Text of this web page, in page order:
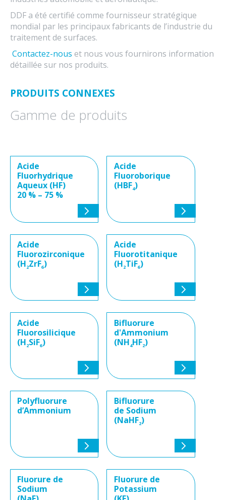
DDF a été certifié comme fournisseur stratégique
mondial par les principaux fabricants de l’industrie du
traitement de surfaces.
Contactez-nous et nous vous fournirons information
détaillée sur nos produits.
PRODUITS CONNEXES
Gamme de produits
Acide
Fluorhydrique
Aqueux (HF)
20 % – 75 %
Acide
Fluoroborique
(HBF4)
Acide
Fluorozirconique
(H2ZrF6)
Acide
Fluorotitanique
(H2TiF6)
Acide
Fluorosilicique
(H2SiF6)
Bifluorure
d'Ammonium
(NH4HF2)
Polyfluorure
d’Ammonium
Bifluorure
de Sodium
(NaHF2)
Fluorure de
Sodium
Fluorure de
Potassium